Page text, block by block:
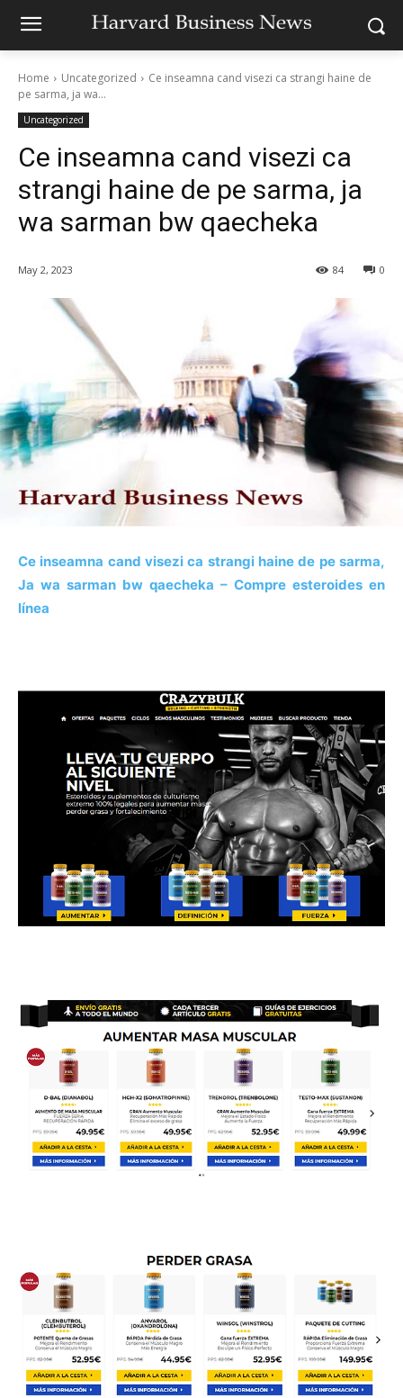
Home Uncategorized
Ce inseamna cand visezi ca strangi haine de
pe sarma, ja wa...
Uncategorized
Ce inseamna cand visezi ca
strangi haine de pe sarma, ja
wa sarman bw qaecheka
May 2, 2023 0
84
Ce inseamna cand visezi ca strangi haine de pe sarma,
Ja wa sarman bw qaecheka – Compre esteroides en
línea